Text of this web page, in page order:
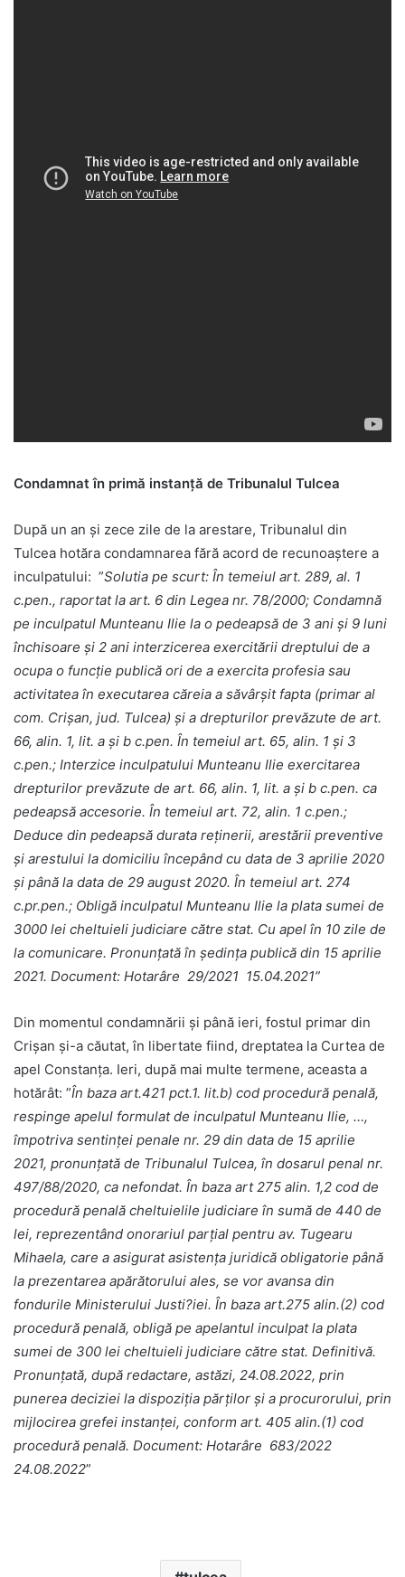
Condamnat în primă instanță de Tribunalul Tulcea
După un an și zece zile de la arestare, Tribunalul din
Tulcea hotăra condamnarea fără acord de recunoaştere a
inculpatului: ”Solutia pe scurt: În temeiul art. 289, al. 1
c.pen., raportat la art. 6 din Legea nr. 78/2000; Condamnă
pe inculpatul Munteanu Ilie la o pedeapsă de 3 ani şi 9 luni
închisoare şi 2 ani interzicerea exercitării dreptului de a
ocupa o funcţie publică ori de a exercita profesia sau
activitatea în executarea căreia a săvârşit fapta (primar al
com. Crişan, jud. Tulcea) şi a drepturilor prevăzute de art.
66, alin. 1, lit. a şi b c.pen. În temeiul art. 65, alin. 1 şi 3
c.pen.; Interzice inculpatului Munteanu Ilie exercitarea
drepturilor prevăzute de art. 66, alin. 1, lit. a şi b c.pen. ca
pedeapsă accesorie. În temeiul art. 72, alin. 1 c.pen.;
Deduce din pedeapsă durata reţinerii, arestării preventive
şi arestului la domiciliu începând cu data de 3 aprilie 2020
şi până la data de 29 august 2020. În temeiul art. 274
c.pr.pen.; Obligă inculpatul Munteanu Ilie la plata sumei de
3000 lei cheltuieli judiciare către stat. Cu apel în 10 zile de
la comunicare. Pronunţată în şedinţa publică din 15 aprilie
2021. Document: Hotarâre 29/2021 15.04.2021”
Din momentul condamnării și până ieri, fostul primar din
Crișan și-a căutat, în libertate fiind, dreptatea la Curtea de
apel Constanța. Ieri, după mai multe termene, aceasta a
hotărât: ”În baza art.421 pct.1. lit.b) cod procedură penală,
respinge apelul formulat de inculpatul Munteanu Ilie, …,
împotriva sentinţei penale nr. 29 din data de 15 aprilie
2021, pronunţată de Tribunalul Tulcea, în dosarul penal nr.
497/88/2020, ca nefondat. În baza art 275 alin. 1,2 cod de
procedură penală cheltuielile judiciare în sumă de 440 de
lei, reprezentând onorariul parţial pentru av. Tugearu
Mihaela, care a asigurat asistenţa juridică obligatorie până
la prezentarea apărătorului ales, se vor avansa din
fondurile Ministerului Justi?iei. În baza art.275 alin.(2) cod
procedură penală, obligă pe apelantul inculpat la plata
sumei de 300 lei cheltuieli judiciare către stat. Definitivă.
Pronunțată, după redactare, astăzi, 24.08.2022, prin
punerea deciziei la dispoziţia părţilor şi a procurorului, prin
mijlocirea grefei instanţei, conform art. 405 alin.(1) cod
procedură penală. Document: Hotarâre 683/2022
24.08.2022”